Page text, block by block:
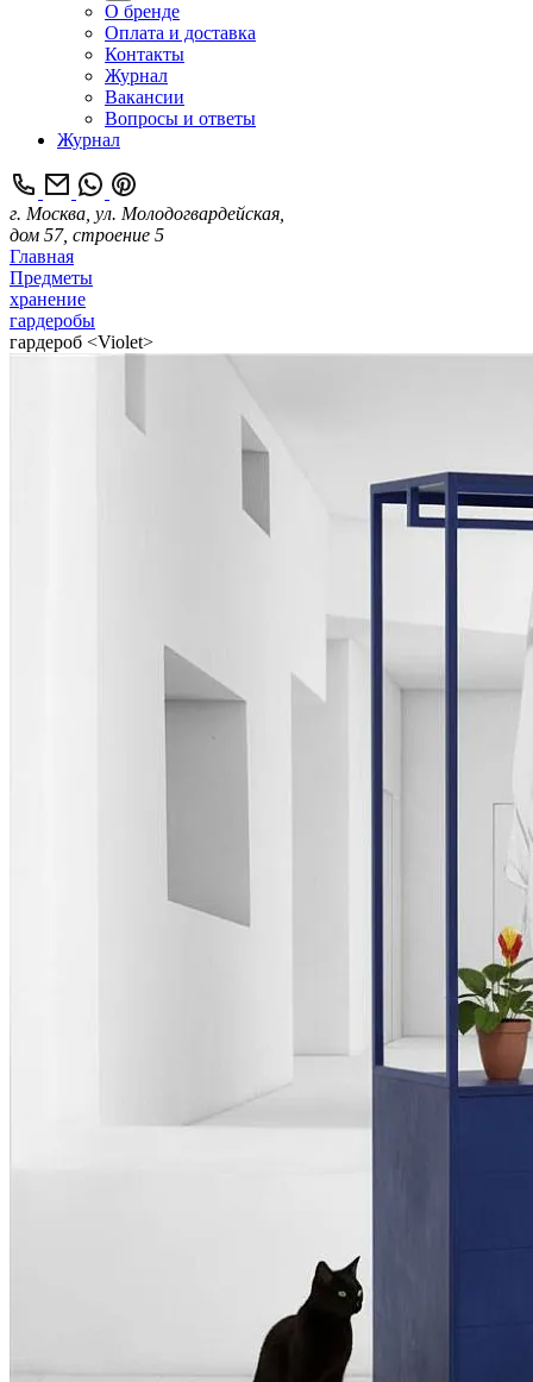
О бренде
Оплата и доставка
Контакты
Журнал
Вакансии
Вопросы и ответы
Журнал
г. Москва, ул. Молодогвардейская,
дом 57, строение 5
Главная
Предметы
хранение
гардеробы
гардероб <Violet>